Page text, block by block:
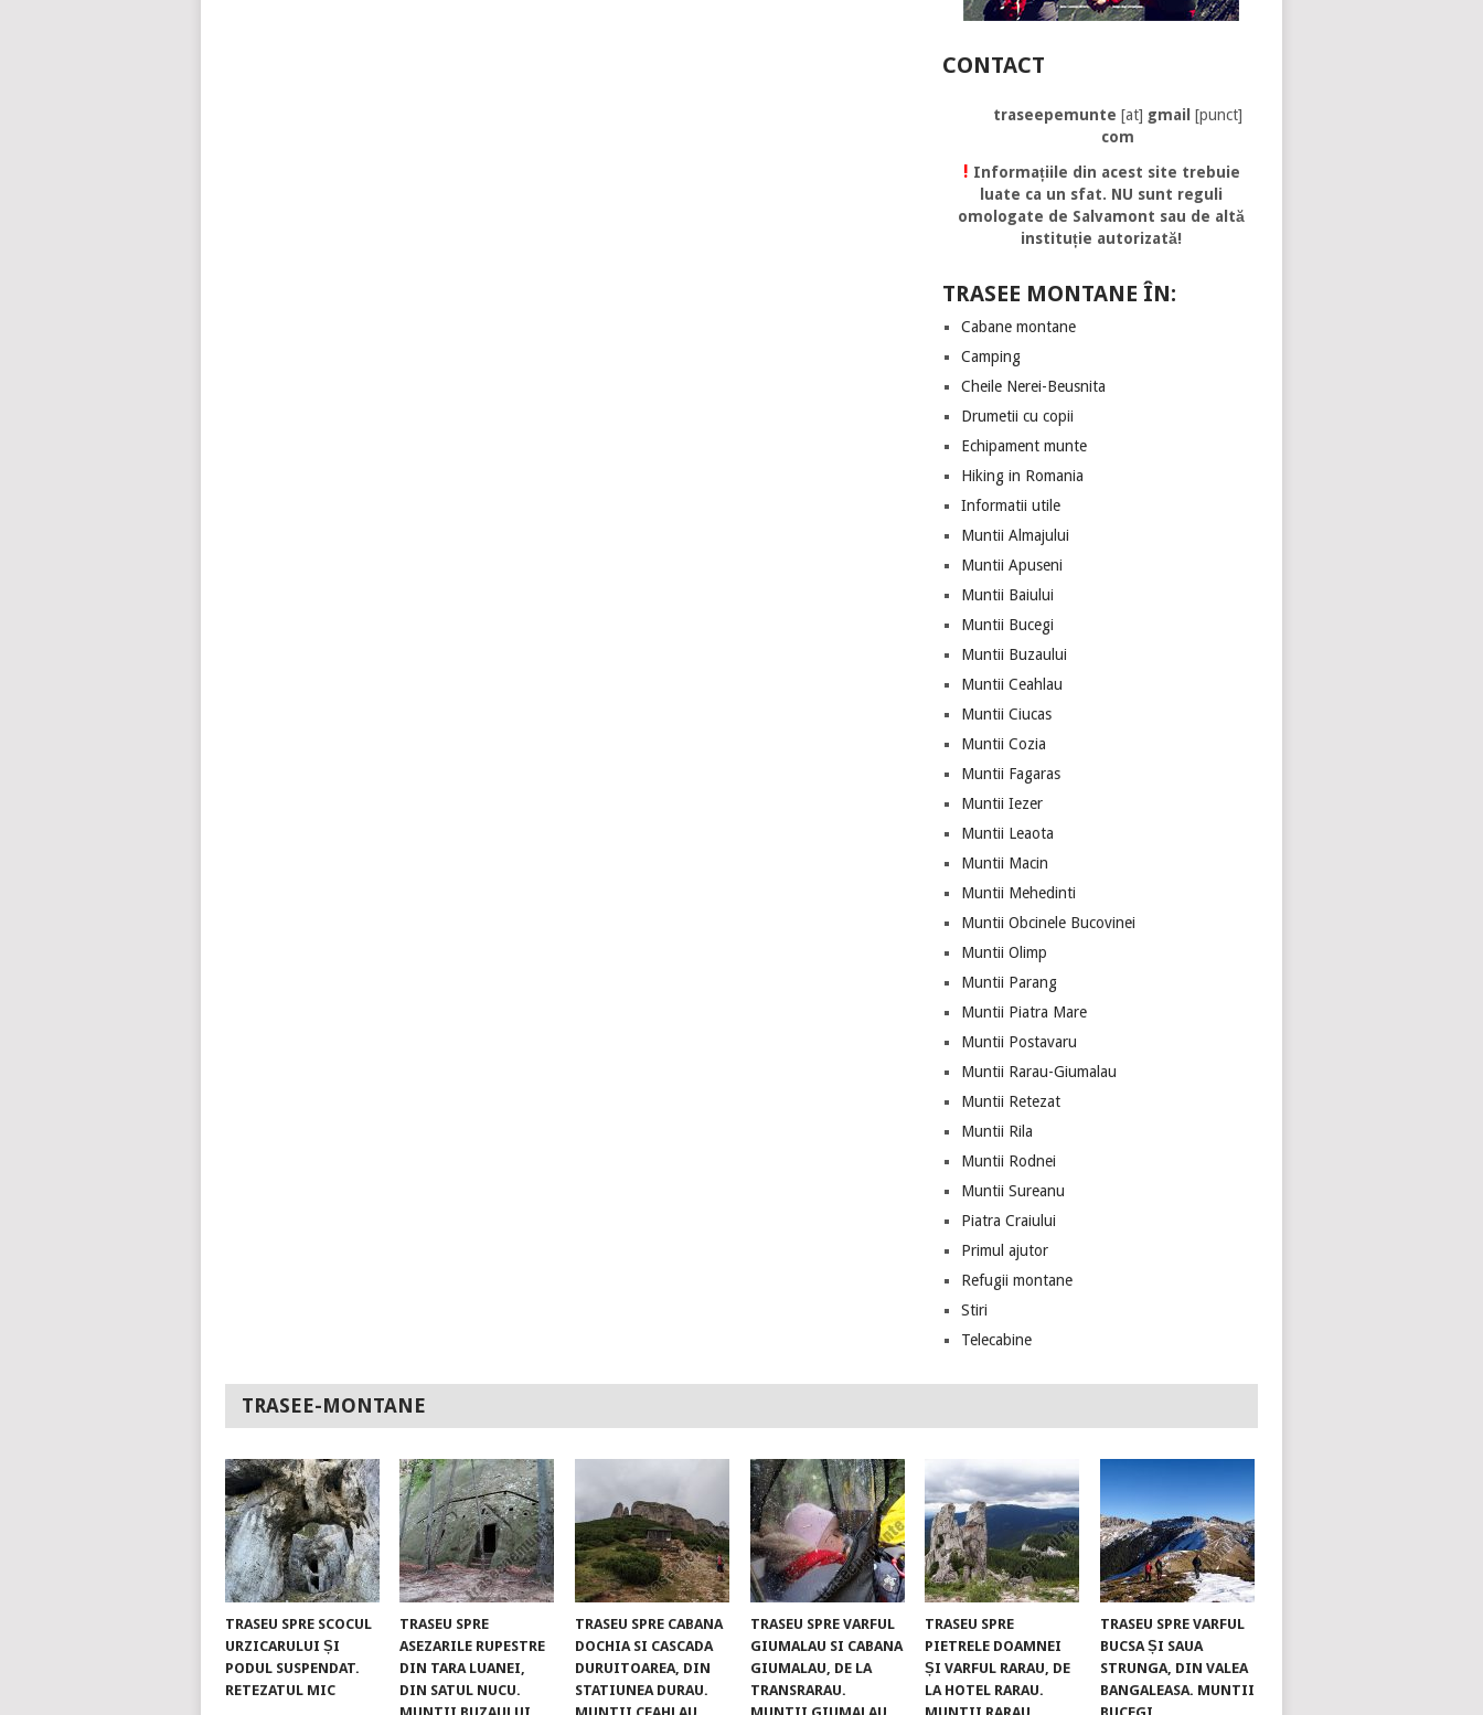
CONTACT
traseepemunte [at] gmail [punct]
com
! Informațiile din acest site trebuie
luate ca un sfat. NU sunt reguli
omologate de Salvamont sau de altă
instituție autorizată!
TRASEE MONTANE ÎN:
Cabane montane
Camping
Cheile Nerei-Beusnita
Drumetii cu copii
Echipament munte
Hiking in Romania
Informatii utile
Muntii Almajului
Muntii Apuseni
Muntii Baiului
Muntii Bucegi
Muntii Buzaului
Muntii Ceahlau
Muntii Ciucas
Muntii Cozia
Muntii Fagaras
Muntii Iezer
Muntii Leaota
Muntii Macin
Muntii Mehedinti
Muntii Obcinele Bucovinei
Muntii Olimp
Muntii Parang
Muntii Piatra Mare
Muntii Postavaru
Muntii Rarau-Giumalau
Muntii Retezat
Muntii Rila
Muntii Rodnei
Muntii Sureanu
Piatra Craiului
Primul ajutor
Refugii montane
Stiri
Telecabine
TRASEE-MONTANE
TRASEU SPRE SCOCUL
URZICARULUI ȘI
PODUL SUSPENDAT.
RETEZATUL MIC
TRASEU SPRE
ASEZARILE RUPESTRE
DIN TARA LUANEI,
DIN SATUL NUCU.
TRASEU SPRE CABANA
DOCHIA SI CASCADA
DURUITOAREA, DIN
STATIUNEA DURAU.
TRASEU SPRE VARFUL
GIUMALAU SI CABANA
GIUMALAU, DE LA
TRANSRARAU.
TRASEU SPRE
PIETRELE DOAMNEI
ȘI VARFUL RARAU, DE
LA HOTEL RARAU.
TRASEU SPRE VARFUL
BUCSA ȘI SAUA
STRUNGA, DIN VALEA
BANGALEASA. MUNTII